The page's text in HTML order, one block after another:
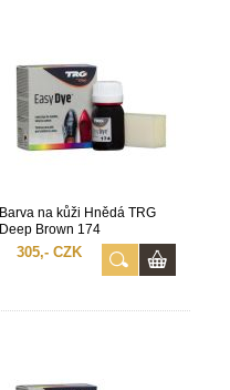
Barva na kůži Hnědá TRG
Deep Brown 174
305,- CZK